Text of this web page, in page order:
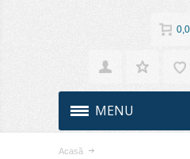
MENU
Acasă